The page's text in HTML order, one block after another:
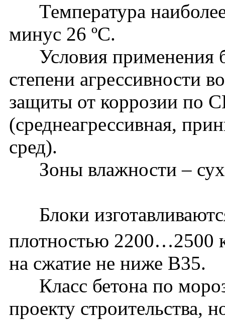
Температура
минус 26 ºС.
Условия применения
степени агрессивности
защиты от коррозии по
(среднеагрессивная,
сред).
Зоны влажности –
Блоки
плотностью 2200…2500
на сжатие не ниже В35.
Класс бетона по
проекту строительства,